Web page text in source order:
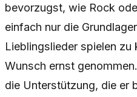
bevorzugst, wie Rock
einfach nur die
Lieblingslieder spielen zu
Wunsch ernst
die Unterstützung, die er